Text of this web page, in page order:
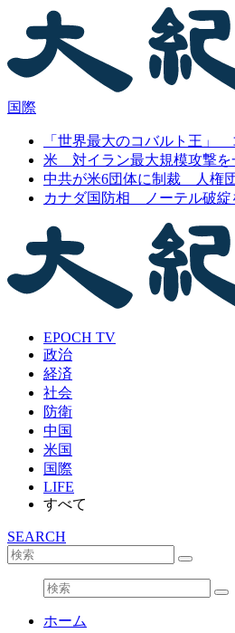
国際
「世界最大のコバルト王
米 対イラン最大規模攻撃
中共が米6団体に制裁 人権
カナダ国防相 ノーテル破綻
EPOCH TV
政治
経済
社会
防衛
中国
米国
国際
LIFE
すべて
SEARCH
ホーム